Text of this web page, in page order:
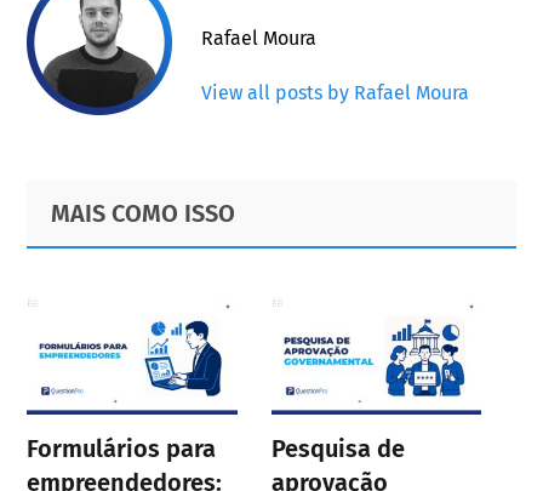
Rafael Moura
View all posts by Rafael Moura
Primary
Sidebar
Footer
MAIS COMO ISSO
Formulários para
empreendedores:
Pesquisa de
aprovação